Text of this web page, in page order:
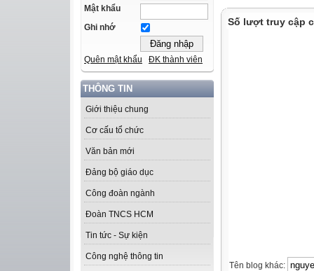
Mật khẩu
Ghi nhớ
Quên mật khẩu ĐK thành viên
THÔNG TIN
Giới thiệu chung
Cơ cấu tổ chức
Văn bản mới
Đảng bộ giáo dục
Công đoàn ngành
Đoàn TNCS HCM
Tin tức - Sự kiện
Công nghệ thông tin
Số lượt truy cập
Tên blog khác: